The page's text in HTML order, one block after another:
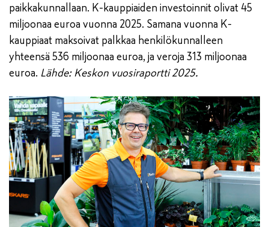
paikkakunnallaan. K-kauppiaiden investoinnit olivat 45
miljoonaa euroa vuonna 2025. Samana vuonna K-
kauppiaat maksoivat palkkaa henkilökunnalleen
yhteensä 536 miljoonaa euroa, ja veroja 313 miljoonaa
euroa. Lähde: Keskon vuosiraportti 2025.